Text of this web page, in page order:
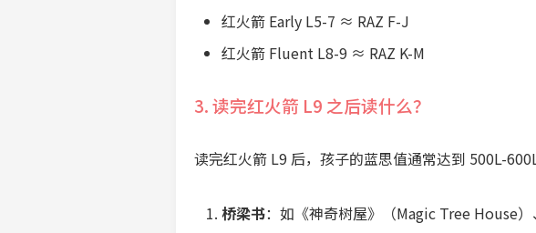
红火箭 Early L5-7 ≈ RAZ F-J
红火箭 Fluent L8-9 ≈ RAZ K-M
3. 读完红火箭 L9 之后读什么？
读完红火箭 L9 后，孩子的蓝思值通常达到 500L-
桥梁书：如《神奇树屋》（Magic Tree House